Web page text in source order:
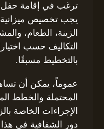
ترغب في إقامة حفل
يجب تخصيص ميزانية
الزينة، الطعام،
التكاليف حسب
بالتخطيط مسبقًا.
عموماً، يمكن أن
المحتملة والخطط
الإجراءات الخاصة
دور الشفافية في